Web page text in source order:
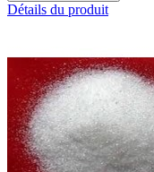
Détails du produit